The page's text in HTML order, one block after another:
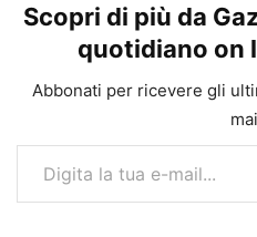
Scopri di più da
quotidiano on
Abbonati per ricevere gli
Digita la tua e-mail...